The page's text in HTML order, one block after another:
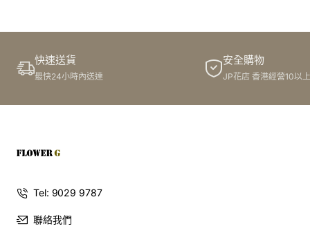
此花束價格不適用於(情人節期間 4/2-16/2)
快速送貨
最快24小時內送達
安全購物
JP花店 香港經營10以
Tel: 9029 9787
聯絡我們